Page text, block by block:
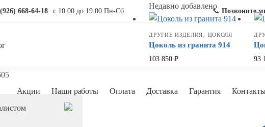
668-64-18 с 10.00 до 19.00 Пн-Сб 📞Позвоните
Акции Наши работы Оплата Доставка Гарантия
Недавно добавлено
ДРУГИЕ ИЗДЕЛИЯ, ЦОКОЛЯ
Цоколь из гранита 914
103 850₽ 93